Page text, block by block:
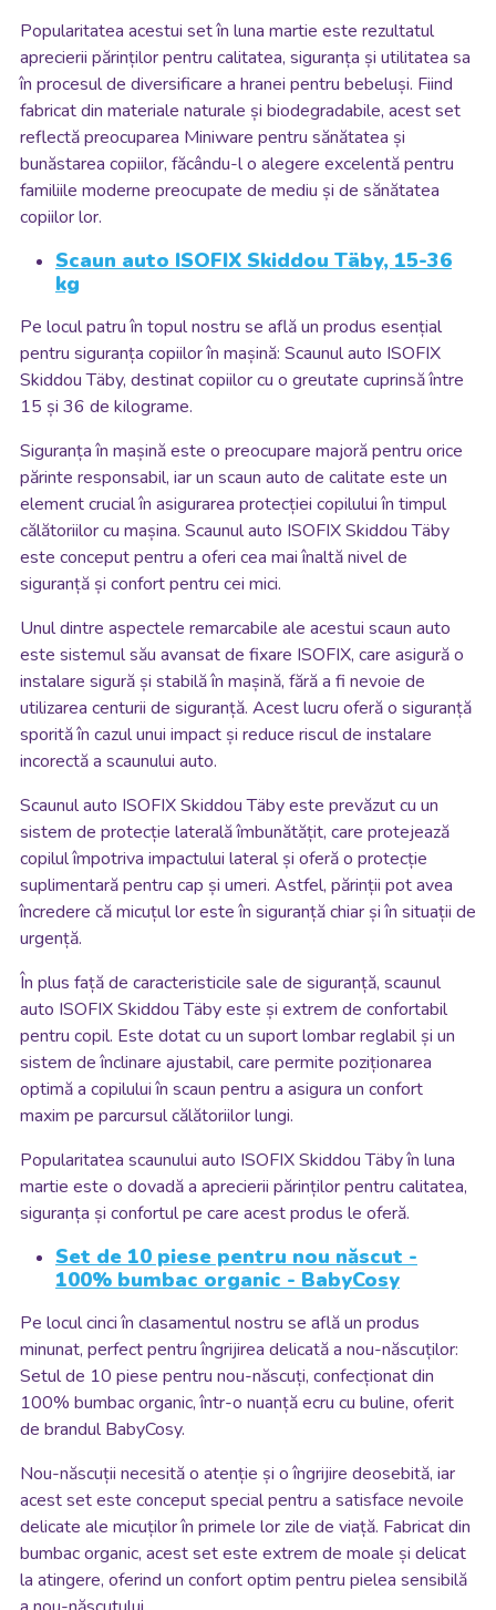
Popularitatea acestui set în luna martie este rezultatul
aprecierii părinților pentru calitatea, siguranța și utilitatea sa
în procesul de diversificare a hranei pentru bebeluși. Fiind
fabricat din materiale naturale și biodegradabile, acest set
reflectă preocuparea Miniware pentru sănătatea și
bunăstarea copiilor, făcându-l o alegere excelentă pentru
familiile moderne preocupate de mediu și de sănătatea
copiilor lor.
Scaun auto ISOFIX Skiddou Täby, 15-36
kg
Pe locul patru în topul nostru se află un produs esențial
pentru siguranța copiilor în mașină: Scaunul auto ISOFIX
Skiddou Täby, destinat copiilor cu o greutate cuprinsă între
15 și 36 de kilograme.
Siguranța în mașină este o preocupare majoră pentru orice
părinte responsabil, iar un scaun auto de calitate este un
element crucial în asigurarea protecției copilului în timpul
călătoriilor cu mașina. Scaunul auto ISOFIX Skiddou Täby
este conceput pentru a oferi cea mai înaltă nivel de
siguranță și confort pentru cei mici.
Unul dintre aspectele remarcabile ale acestui scaun auto
este sistemul său avansat de fixare ISOFIX, care asigură o
instalare sigură și stabilă în mașină, fără a fi nevoie de
utilizarea centurii de siguranță. Acest lucru oferă o siguranță
sporită în cazul unui impact și reduce riscul de instalare
incorectă a scaunului auto.
Scaunul auto ISOFIX Skiddou Täby este prevăzut cu un
sistem de protecție laterală îmbunătățit, care protejează
copilul împotriva impactului lateral și oferă o protecție
suplimentară pentru cap și umeri. Astfel, părinții pot avea
încredere că micuțul lor este în siguranță chiar și în situații de
urgență.
În plus față de caracteristicile sale de siguranță, scaunul
auto ISOFIX Skiddou Täby este și extrem de confortabil
pentru copil. Este dotat cu un suport lombar reglabil și un
sistem de înclinare ajustabil, care permite poziționarea
optimă a copilului în scaun pentru a asigura un confort
maxim pe parcursul călătoriilor lungi.
Popularitatea scaunului auto ISOFIX Skiddou Täby în luna
martie este o dovadă a aprecierii părinților pentru calitatea,
siguranța și confortul pe care acest produs le oferă.
Set de 10 piese pentru nou născut -
100% bumbac organic - BabyCosy
Pe locul cinci în clasamentul nostru se află un produs
minunat, perfect pentru îngrijirea delicată a nou-născuților:
Setul de 10 piese pentru nou-născuți, confecționat din
100% bumbac organic, într-o nuanță ecru cu buline, oferit
de brandul BabyCosy.
Nou-născuții necesită o atenție și o îngrijire deosebită, iar
acest set este conceput special pentru a satisface nevoile
delicate ale micuților în primele lor zile de viață. Fabricat din
bumbac organic, acest set este extrem de moale și delicat
la atingere, oferind un confort optim pentru pielea sensibilă